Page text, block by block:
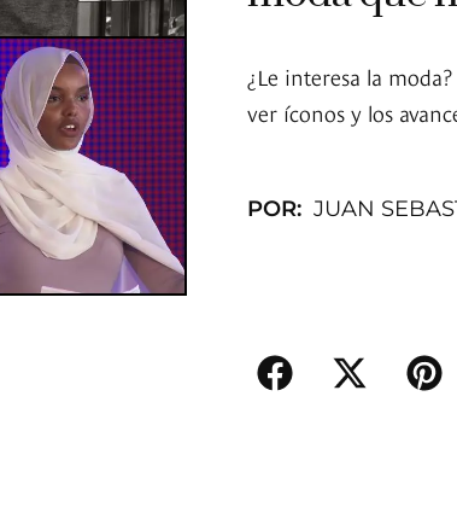
¿Le interesa la
ver íconos y los
POR: JUAN